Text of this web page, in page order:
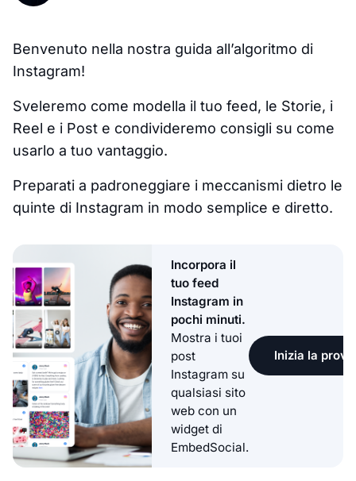
Benvenuto nella nostra guida all’algoritmo di
Instagram!
Sveleremo come modella il tuo feed, le Storie, i
Reel e i Post e condivideremo consigli su come
usarlo a tuo vantaggio.
Preparati a padroneggiare i meccanismi dietro le
quinte di Instagram in modo semplice e diretto.
Incorpora il
tuo feed
Instagram in
pochi minuti.
Mostra i tuoi
post
Instagram su
qualsiasi sito
web con un
widget di
EmbedSocial.
Inizia la